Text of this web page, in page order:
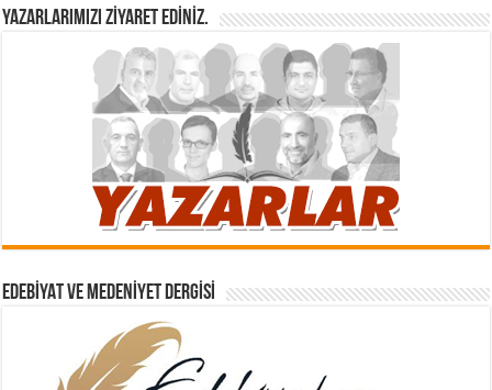
YAZARLARIMIZI ZIYARET EDINIZ.
EDEBIYAT VE MEDENIYET DERGISI